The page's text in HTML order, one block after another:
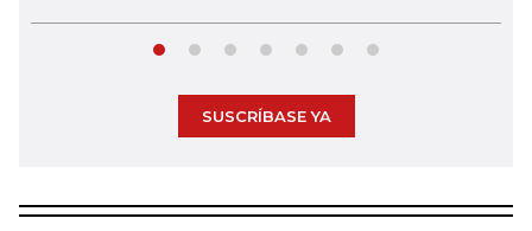
SUSCRÍBASE YA